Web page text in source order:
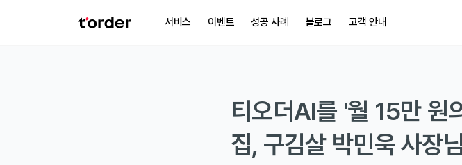
서비스 이벤트 성공 사례 블로그 고객 안내
티오더AI를 '월 15만 원
집, 구김살 박민욱 사장님